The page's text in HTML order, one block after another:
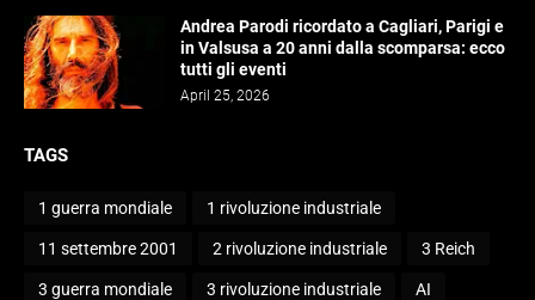
Andrea Parodi ricordato a Cagliari, Parigi e
in Valsusa a 20 anni dalla scomparsa: ecco
tutti gli eventi
April 25, 2026
TAGS
1 guerra mondiale 1 rivoluzione industriale
11 settembre 2001 2 rivoluzione industriale 3 Reich
3 guerra mondiale 3 rivoluzione industriale AI